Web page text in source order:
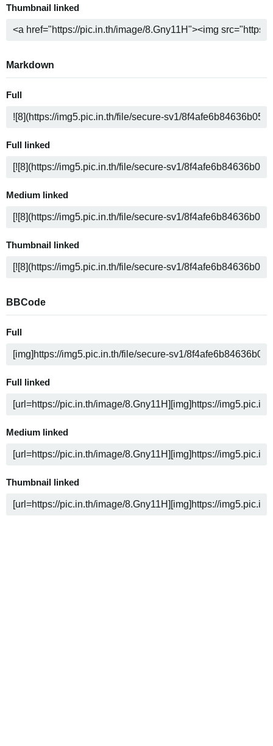
Thumbnail linked
Markdown
Full
Full linked
Medium linked
Thumbnail linked
BBCode
Full
Full linked
Medium linked
Thumbnail linked